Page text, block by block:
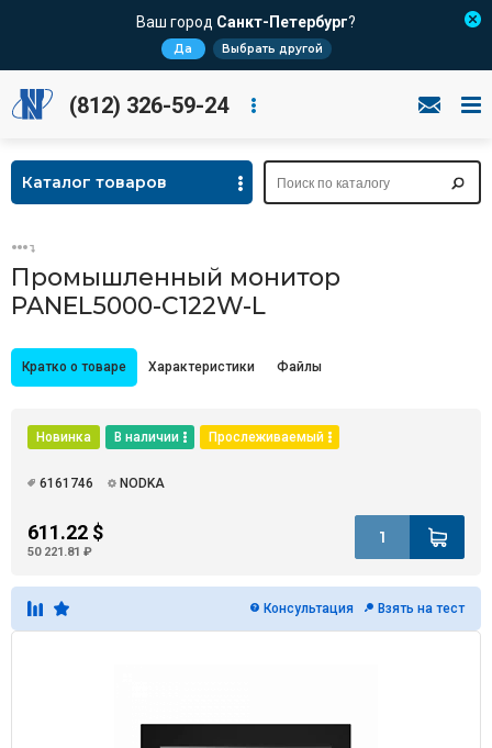
Ваш город Санкт-Петербург?
Да Выбрать другой
(812) 326-59-24
Каталог товаров
Промышленный монитор
PANEL5000-C122W-L
Кратко о товаре Характеристики Файлы
Новинка В наличии Прослеживаемый
6161746 NODKA
611.22 $
50 221.81 ₽
Консультация Взять на тест